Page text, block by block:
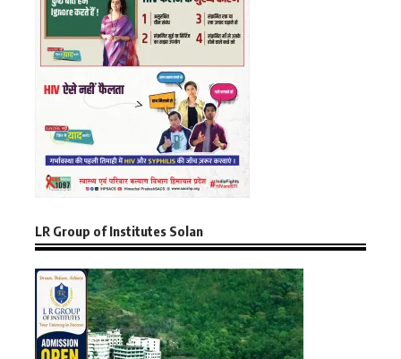
LR Group of Institutes Solan